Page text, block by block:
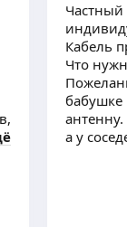
Кабель
Что
бабушке
антенну.
а у